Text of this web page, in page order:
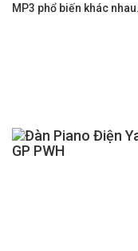
MP3 phổ biến khác nhau.